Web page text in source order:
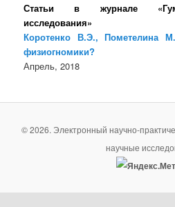
Статьи в журнале
исследования»
Коротенко В.Э., Пометелина
физиогномики?
Апрель, 2018
© 2026. Электронный научно-
научные